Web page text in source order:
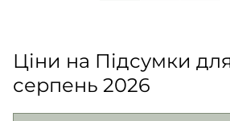
Ціни на Підсумки
серпень 2026